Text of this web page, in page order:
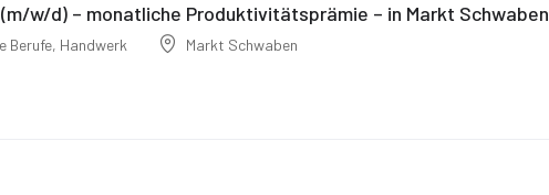
w/d) – monatliche Produktivitätsprämie – in Markt Schwaben
Berufe, Handwerk Markt Schwaben